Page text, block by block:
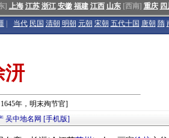
] 上海 江苏 浙江 安徽 福建 江西 山东[西南] 重庆 四
当代 民国 清朝 明朝 元朝 宋朝 五代十国 唐朝 隋
汧
年，明末殉节官]
吴中地名网 [手机版]